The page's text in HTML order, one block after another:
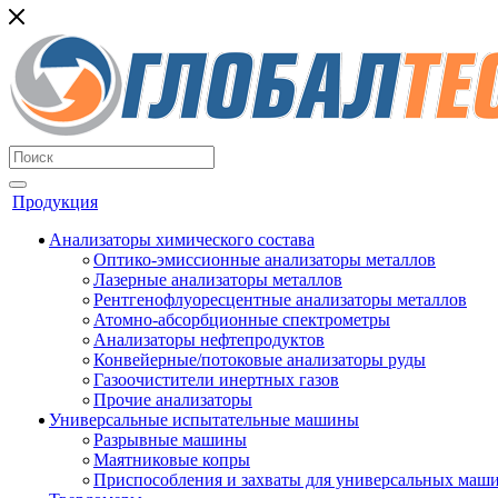
Продукция
Анализаторы химического состава
Оптико-эмиссионные анализаторы металлов
Лазерные анализаторы металлов
Рентгенофлуоресцентные анализаторы металлов
Атомно-абсорбционные спектрометры
Анализаторы нефтепродуктов
Конвейерные/потоковые анализаторы руды
Газоочистители инертных газов
Прочие анализаторы
Универсальные испытательные машины
Разрывные машины
Маятниковые копры
Приспособления и захваты для универсальных